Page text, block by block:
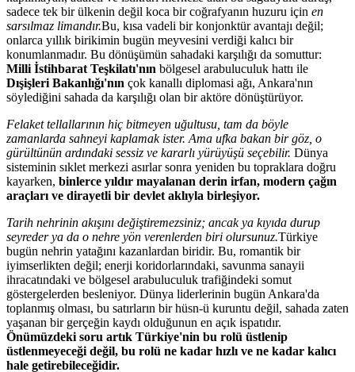
sadece tek bir ülkenin değil koca bir coğrafyanın huzuru için en
sarsılmaz limandır.Bu, kısa vadeli bir konjonktür avantajı değil;
onlarca yıllık birikimin bugün meyvesini verdiği kalıcı bir
konumlanmadır. Bu dönüşümün sahadaki karşılığı da somuttur:
Milli İstihbarat Teşkilatı'nın bölgesel arabuluculuk hattı ile
Dışişleri Bakanlığı'nın çok kanallı diplomasi ağı, Ankara'nın
söylediğini sahada da karşılığı olan bir aktöre dönüştürüyor.
Felaket tellallarının hiç bitmeyen uğultusu, tam da böyle
zamanlarda sahneyi kaplamak ister. Ama ufka bakan bir göz, o
gürültünün ardındaki sessiz ve kararlı yürüyüşü seçebilir. Dünya
sisteminin sıklet merkezi asırlar sonra yeniden bu topraklara doğru
kayarken, binlerce yıldır mayalanan derin irfan, modern çağın
araçları ve dirayetli bir devlet aklıyla birleşiyor.
Tarih nehrinin akışını değiştiremezsiniz; ancak ya kıyıda durup
seyreder ya da o nehre yön verenlerden biri olursunuz.Türkiye
bugün nehrin yatağını kazanlardan biridir. Bu, romantik bir
iyimserlikten değil; enerji koridorlarındaki, savunma sanayii
ihracatındaki ve bölgesel arabuluculuk trafiğindeki somut
göstergelerden besleniyor. Dünya liderlerinin bugün Ankara'da
toplanmış olması, bu satırların bir hüsn-ü kuruntu değil, sahada zaten
yaşanan bir gerçeğin kaydı olduğunun en açık ispatıdır.
Önümüzdeki soru artık Türkiye'nin bu rolü üstlenip
üstlenmeyeceği değil, bu rolü ne kadar hızlı ve ne kadar kalıcı
hale getirebileceğidir.